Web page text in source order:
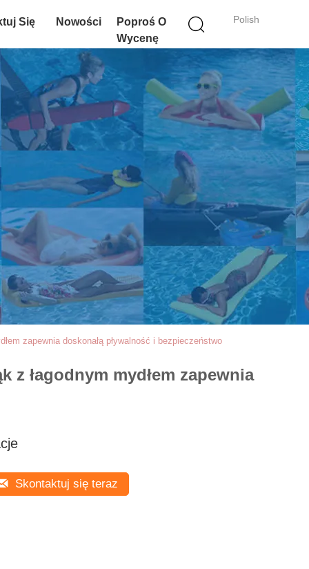
Polish
Się
Nowości
Poproś O
Wycenę
zapewnia doskonałą pływalność i bezpieczeństwo
z łagodnym mydłem zapewnia
Skontaktuj się teraz